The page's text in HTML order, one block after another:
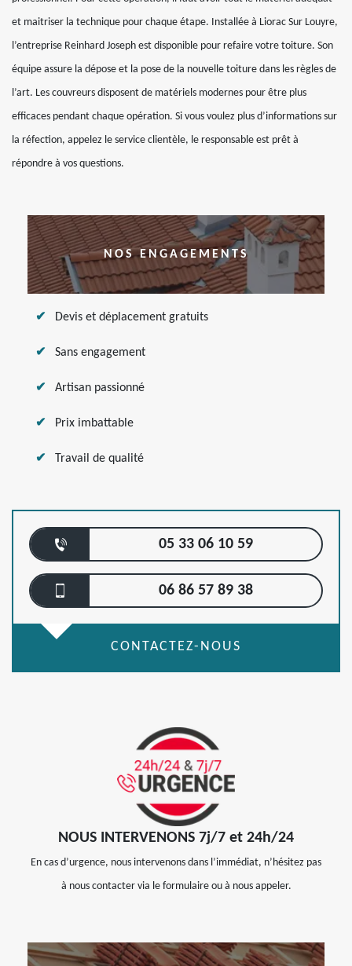
et maitriser la technique pour chaque étape. Installée à Liorac Sur Louyre,
l’entreprise Reinhard Joseph est disponible pour refaire votre toiture. Son
équipe assure la dépose et la pose de la nouvelle toiture dans les règles de
l’art. Les couvreurs disposent de matériels modernes pour être plus
efficaces pendant chaque opération. Si vous voulez plus d’informations sur
la réfection, appelez le service clientèle, le responsable est prêt à
répondre à vos questions.
NOS ENGAGEMENTS
Devis et déplacement gratuits
Sans engagement
Artisan passionné
Prix imbattable
Travail de qualité
05 33 06 10 59
06 86 57 89 38
CONTACTEZ-NOUS
NOUS INTERVENONS 7j/7 et 24h/24
En cas d’urgence, nous intervenons dans l’immédiat, n’hésitez pas
à nous contacter via le formulaire ou à nous appeler.